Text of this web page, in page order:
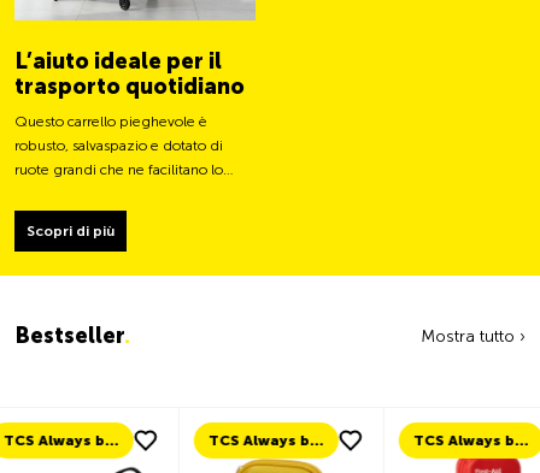
L’aiuto ideale per il
trasporto quotidiano
Questo carrello pieghevole è
robusto, salvaspazio e dotato di
ruote grandi che ne facilitano lo
Scopri di più
Bestseller. Mostra tutto ›
TCS Always by my side TCS Always by my side